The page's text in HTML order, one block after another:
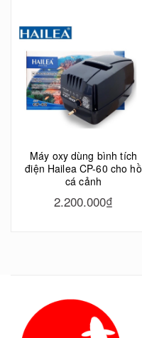
Máy oxy dùng bình tích
điện Hailea CP-60 cho hồ
cá cảnh
2.200.000₫